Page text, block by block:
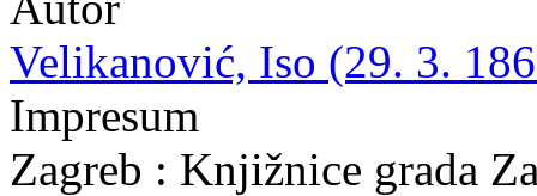
Velikanović, Iso (29. 3.
Impresum
Zagreb : Knjižnice grada